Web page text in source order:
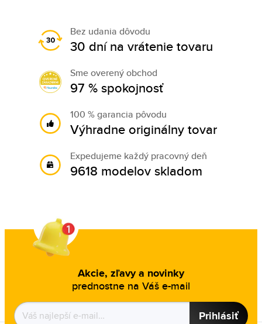
Bez udania dôvodu
30 dní na vrátenie tovaru
Sme overený obchod
97 % spokojnosť
100 % garancia pôvodu
Výhradne originálny tovar
Expedujeme každý pracovný deň
9618 modelov skladom
Akcie, zľavy a novinky
prednostne na Váš e-mail
Prihlásiť